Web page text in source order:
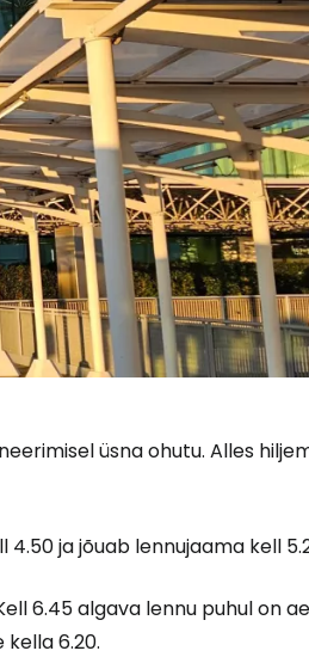
üsna ohutu. Alles
ja jõuab lennujaama kell
6.45 algava lennu puhul on
6.20.